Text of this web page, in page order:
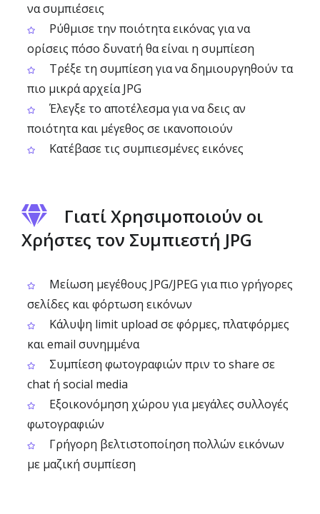
να συμπιέσεις
Ρύθμισε την ποιότητα εικόνας για να
ορίσεις πόσο δυνατή θα είναι η συμπίεση
Τρέξε τη συμπίεση για να δημιουργηθούν τα
πιο μικρά αρχεία JPG
Έλεγξε το αποτέλεσμα για να δεις αν
ποιότητα και μέγεθος σε ικανοποιούν
Κατέβασε τις συμπιεσμένες εικόνες
Γιατί Χρησιμοποιούν οι
Χρήστες τον Συμπιεστή JPG
Μείωση μεγέθους JPG/JPEG για πιο γρήγορες
σελίδες και φόρτωση εικόνων
Κάλυψη limit upload σε φόρμες, πλατφόρμες
και email συνημμένα
Συμπίεση φωτογραφιών πριν το share σε
chat ή social media
Εξοικονόμηση χώρου για μεγάλες συλλογές
φωτογραφιών
Γρήγορη βελτιστοποίηση πολλών εικόνων
με μαζική συμπίεση